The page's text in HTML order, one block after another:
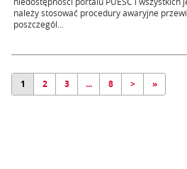
należy stosować procedury awaryjne
poszczegól...
1 2 3 ... 8 > »